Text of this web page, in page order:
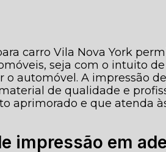
carro Vila Nova York
seja com o intuito
automóvel. A impressão
de qualidade e
aprimorado e que atenda
impressão em